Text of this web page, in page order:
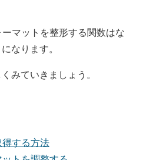
ーマットを整形する関数はな
なります。
みていきましょう。
得する方法